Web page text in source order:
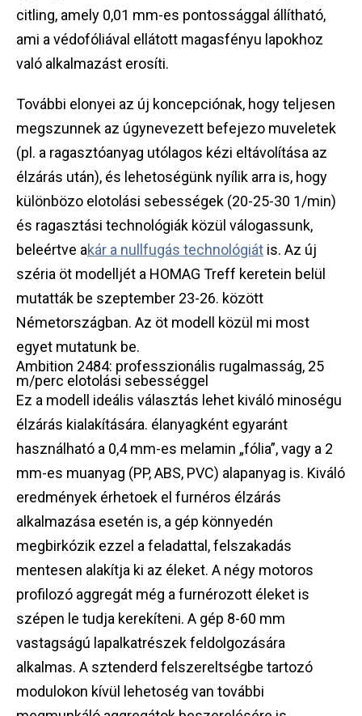
citling, amely 0,01 mm-es pontossággal állítható,
ami a védofóliával ellátott magasfényu lapokhoz
való alkalmazást erosíti.
További elonyei az új koncepciónak, hogy teljesen
megszunnek az úgynevezett befejezo muveletek
(pl. a ragasztóanyag utólagos kézi eltávolítása az
élzárás után), és lehetoségünk nyílik arra is, hogy
különbözo elotolási sebességek (20-25-30 1/min)
és ragasztási technológiák közül válogassunk,
beleértve akár a nullfugás technológiát is. Az új
széria öt modelljét a HOMAG Treff keretein belül
mutatták be szeptember 23-26. között
Németországban. Az öt modell közül mi most
egyet mutatunk be.
Ambition 2484: professzionális rugalmasság, 25
m/perc elotolási sebességgel
Ez a modell ideális választás lehet kiváló minoségu
élzárás kialakítására. élanyagként egyaránt
használható a 0,4 mm-es melamin „fólia”, vagy a 2
mm-es muanyag (PP, ABS, PVC) alapanyag is. Kiváló
eredmények érhetoek el furnéros élzárás
alkalmazása esetén is, a gép könnyedén
megbirkózik ezzel a feladattal, felszakadás
mentesen alakítja ki az éleket. A négy motoros
profilozó aggregát még a furnérozott éleket is
szépen le tudja kerekíteni. A gép 8-60 mm
vastagságú lapalkatrészek feldolgozására
alkalmas. A sztenderd felszereltségbe tartozó
modulokon kívül lehetoség van további